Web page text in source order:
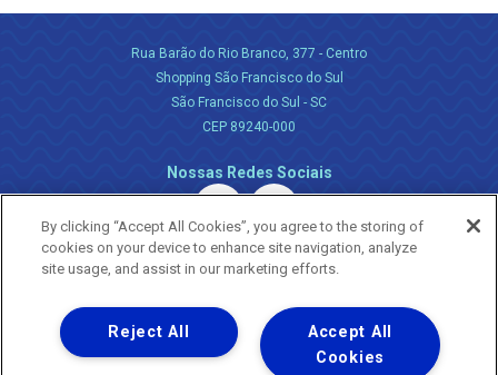
Rua Barão do Rio Branco, 377 - Centro
Shopping São Francisco do Sul
São Francisco do Sul - SC
CEP 89240-000
Nossas Redes Sociais
Uma empresa
Copyright ® 2026 - Todos os Direitos Reservados.
By clicking “Accept All Cookies”, you agree to the storing of
cookies on your device to enhance site navigation, analyze
site usage, and assist in our marketing efforts.
Accept All
Cookies
Reject All